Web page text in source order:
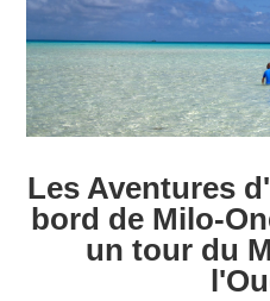
Plus
Les Aventures
bord de Milo-
un tour du